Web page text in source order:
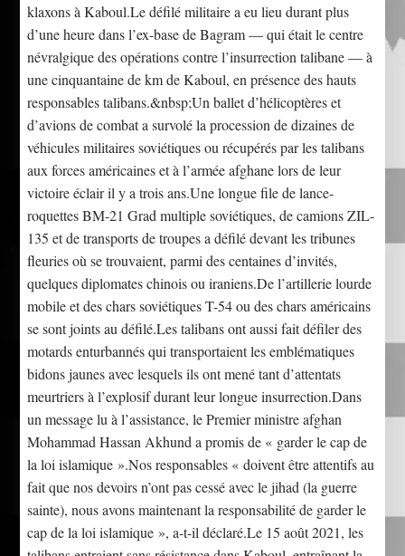
klaxons à Kaboul.Le défilé militaire a eu lieu durant plus
d’une heure dans l’ex-base de Bagram — qui était le centre
névralgique des opérations contre l’insurrection talibane — à
une cinquantaine de km de Kaboul, en présence des hauts
responsables talibans.&nbsp;Un ballet d’hélicoptères et
d’avions de combat a survolé la procession de dizaines de
véhicules militaires soviétiques ou récupérés par les talibans
aux forces américaines et à l’armée afghane lors de leur
victoire éclair il y a trois ans.Une longue file de lance-
roquettes BM-21 Grad multiple soviétiques, de camions ZIL-
135 et de transports de troupes a défilé devant les tribunes
fleuries où se trouvaient, parmi des centaines d’invités,
quelques diplomates chinois ou iraniens.De l’artillerie lourde
mobile et des chars soviétiques T-54 ou des chars américains
se sont joints au défilé.Les talibans ont aussi fait défiler des
motards enturbannés qui transportaient les emblématiques
bidons jaunes avec lesquels ils ont mené tant d’attentats
meurtriers à l’explosif durant leur longue insurrection.Dans
un message lu à l’assistance, le Premier ministre afghan
Mohammad Hassan Akhund a promis de « garder le cap de
la loi islamique ».Nos responsables « doivent être attentifs au
fait que nos devoirs n’ont pas cessé avec le jihad (la guerre
sainte), nous avons maintenant la responsabilité de garder le
cap de la loi islamique », a-t-il déclaré.Le 15 août 2021, les